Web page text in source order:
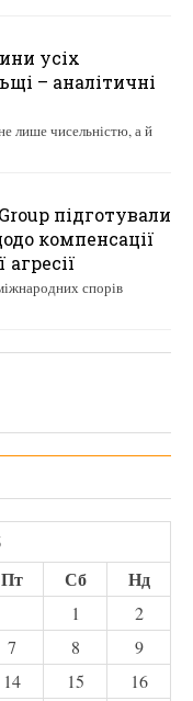
усіх
– аналітичні
лише чисельністю, а й
підготували
компенсації
агресії
спорів
Пт Сб Нд
1
2
7 8
9
14 15
16